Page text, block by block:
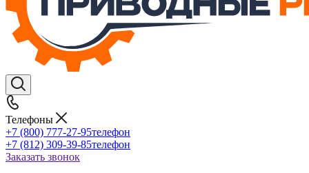
Телефоны
+7 (800) 777-27-95телефон
+7 (812) 309-39-85телефон
Заказать звонок